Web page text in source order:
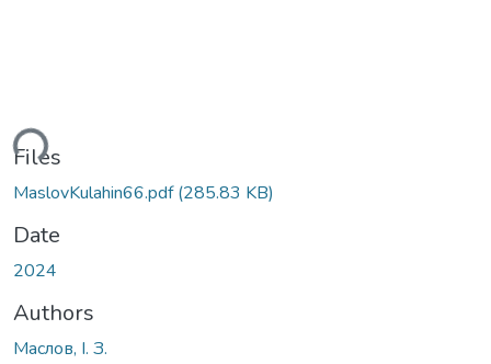
Files
MaslovKulahin66.pdf(285.83 KB)
Date
2024
Authors
Маслов, І. З.